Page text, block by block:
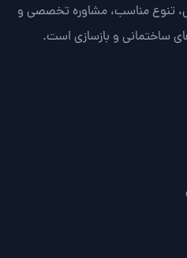
تنوع مناسب، مشاوره تخصصی و
ساختمانی و بازسازی است.